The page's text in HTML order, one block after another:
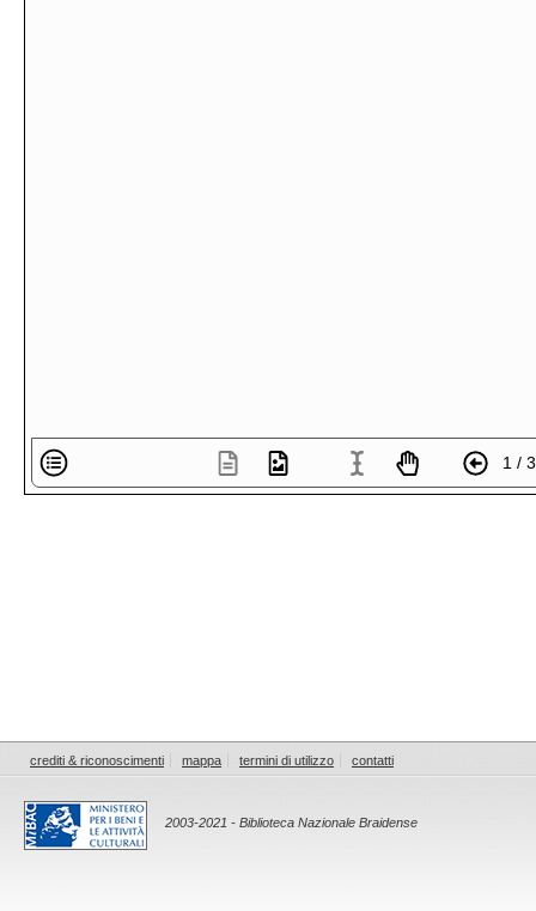
1 /
crediti & riconoscimenti mappa termini di utilizzo contatti
2003-2021 - Biblioteca Nazionale Braidense